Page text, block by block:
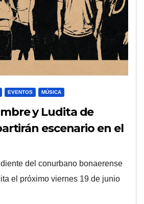
EVENTOS MÚSICA
y Ludita de
escenario en el
de Villa Ballester
del conurbano bonaerense
el próximo viernes 19 de junio